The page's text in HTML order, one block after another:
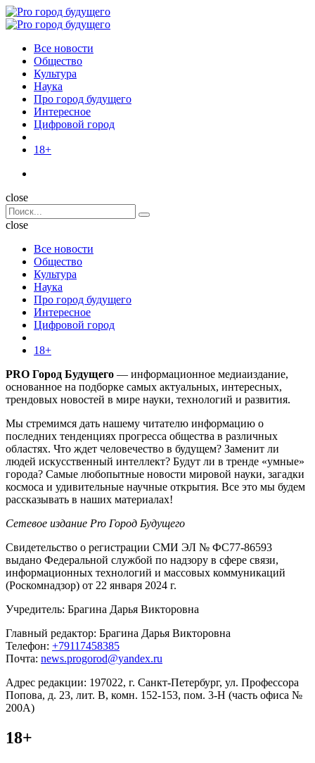
Menu
Поиск
Menu
Pro
Все новости
Общество
Культура
Наука
Про город будущего
Интересное
Цифровой город
18+
Поиск
close
Search
for:
Поиск
close
Все новости
Общество
Культура
Наука
Про город будущего
Интересное
Цифровой город
18+
PRO Город Будущего — информационное медиаиздание,
основанное на подборке самых актуальных, интересных,
трендовых новостей в мире науки, технологий и развития.
Мы стремимся дать нашему читателю информацию о
последних тенденциях прогресса общества в различных
областях. Что ждет человечество в будущем? Заменит ли
людей искусственный интеллект? Будут ли в тренде «умные»
города? Самые любопытные новости мировой науки, загадки
космоса и удивительные научные открытия. Все это мы будем
рассказывать в наших материалах!
Сетевое издание Pro Город Будущего
Свидетельство о регистрации СМИ ЭЛ № ФС77-86593
выдано Федеральной службой по надзору в сфере связи,
информационных технологий и массовых коммуникаций
(Роскомнадзор) от 22 января 2024 г.
Учредитель: Брагина Дарья Викторовна
Главный редактор: Брагина Дарья Викторовна
Телефон: +79117458385
Почта: news.progorod@yandex.ru
Адрес редакции: 197022, г. Санкт-Петербург, ул. Профессора
Попова, д. 23, лит. В, комн. 152-153, пом. 3-Н (часть офиса №
200А)
18+